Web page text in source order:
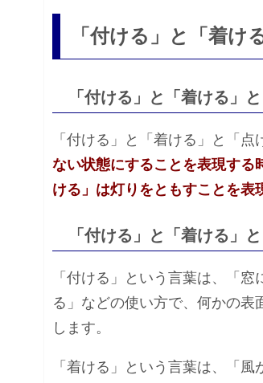
「付ける」と「着け
「付ける」と「着ける」
「付ける」と「着ける」と「
ない状態にすることを表現する
ける」は灯りをともすことを表
「付ける」と「着ける」
「付ける」という言葉は、「
る」などの使い方で、何かの
します。
「着ける」という言葉は、「